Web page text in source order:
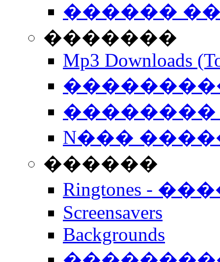
������
�������
Mp3 Downloads
��������
N���
������
Ringtones -
Screensavers
Backgrounds